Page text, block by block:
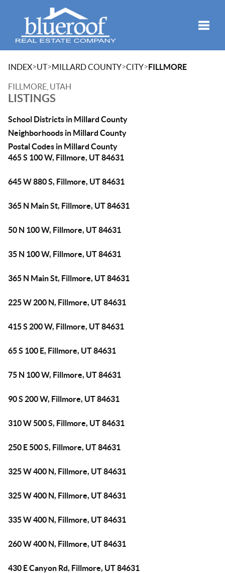
INDEX>UT>MILLARD COUNTY>CITY>FILLMORE
FILLMORE, UTAH
LISTINGS
School Districts in Millard County
Neighborhoods in Millard County
Postal Codes in Millard County
465 S 100 W, Fillmore, UT 84631
645 W 880 S, Fillmore, UT 84631
365 N Main St, Fillmore, UT 84631
50 N 100 W, Fillmore, UT 84631
35 N 100 W, Fillmore, UT 84631
365 N Main St, Fillmore, UT 84631
225 W 200 N, Fillmore, UT 84631
415 S 200 W, Fillmore, UT 84631
65 S 100 E, Fillmore, UT 84631
75 N 100 W, Fillmore, UT 84631
90 S 200 W, Fillmore, UT 84631
310 W 500 S, Fillmore, UT 84631
250 E 500 S, Fillmore, UT 84631
325 W 400 N, Fillmore, UT 84631
325 W 400 N, Fillmore, UT 84631
335 W 400 N, Fillmore, UT 84631
260 W 400 N, Fillmore, UT 84631
430 E Canyon Rd, Fillmore, UT 84631